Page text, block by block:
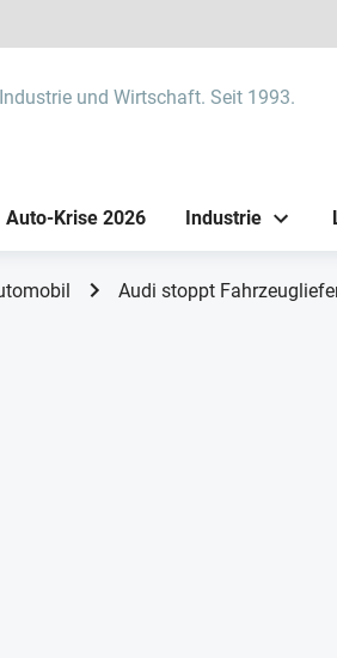
und Wirtschaft. Seit 1993.
Auto-Krise 2026 Industrie
Audi stoppt